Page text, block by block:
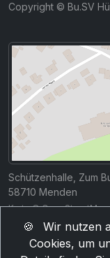
Copyright © Bu.SV
Schützenhalle, Zum
58710 Menden
Karte ©OpenStreetMap
🍪
Wir nutzen
Cookies, um